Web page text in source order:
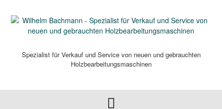
content
Spezialist für Verkauf und Service von neuen und gebrauchten
Holzbearbeitungsmaschinen